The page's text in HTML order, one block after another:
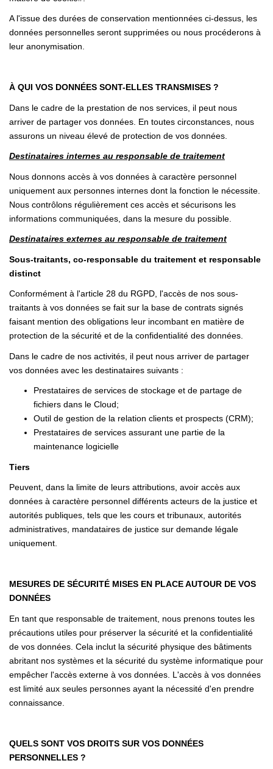
A l'issue des durées de conservation mentionnées ci-dessus, les
données personnelles seront supprimées ou nous procéderons à
leur anonymisation.
À QUI VOS DONNÉES SONT-ELLES TRANSMISES ?
Dans le cadre de la prestation de nos services, il peut nous
arriver de partager vos données. En toutes circonstances, nous
assurons un niveau élevé de protection de vos données.
Destinataires internes au responsable de traitement
Nous donnons accès à vos données à caractère personnel
uniquement aux personnes internes dont la fonction le nécessite.
Nous contrôlons régulièrement ces accès et sécurisons les
informations communiquées, dans la mesure du possible.
Destinataires externes au responsable de traitement
Sous-traitants, co-responsable du traitement et responsable
distinct
Conformément à l'article 28 du RGPD, l'accès de nos sous-
traitants à vos données se fait sur la base de contrats signés
faisant mention des obligations leur incombant en matière de
protection de la sécurité et de la confidentialité des données.
Dans le cadre de nos activités, il peut nous arriver de partager
vos données avec les destinataires suivants :
Prestataires de services de stockage et de partage de
fichiers dans le Cloud;
Outil de gestion de la relation clients et prospects (CRM);
Prestataires de services assurant une partie de la
maintenance logicielle
Tiers
Peuvent, dans la limite de leurs attributions, avoir accès aux
données à caractère personnel différents acteurs de la justice et
autorités publiques, tels que les cours et tribunaux, autorités
administratives, mandataires de justice sur demande légale
uniquement.
MESURES DE SÉCURITÉ MISES EN PLACE AUTOUR DE VOS
DONNÉES
En tant que responsable de traitement, nous prenons toutes les
précautions utiles pour préserver la sécurité et la confidentialité
de vos données. Cela inclut la sécurité physique des bâtiments
abritant nos systèmes et la sécurité du système informatique pour
empêcher l'accès externe à vos données. L'accès à vos données
est limité aux seules personnes ayant la nécessité d'en prendre
connaissance.
QUELS SONT VOS DROITS SUR VOS DONNÉES
PERSONNELLES ?